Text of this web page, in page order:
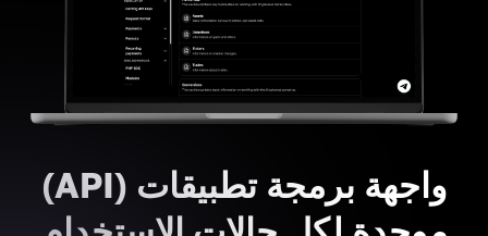
واجهة برمجة تطبيقات (API)